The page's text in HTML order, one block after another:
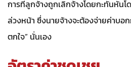
การที่ลูกจ้างถูกเลิกจ้างโดยกะทันหัน
ล่วงหน้า ซึ่งนายจ้างจะต้องจ่ายค่าบอ
ตกใจ” นั่นเอง